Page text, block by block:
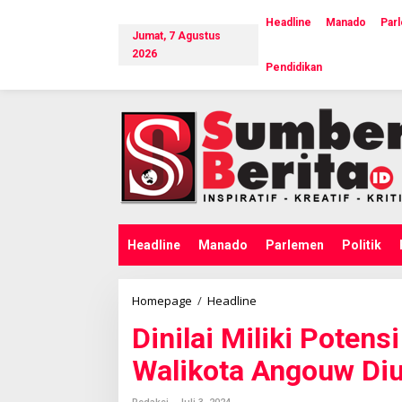
i
Jumat, 7 Agustus
2026
Headline Manado
Pendidikan
Headline Manado Parlemen Politik
Homepage / Headline
n
i
l
a
Dinilai Miliki
Walikota Angouw